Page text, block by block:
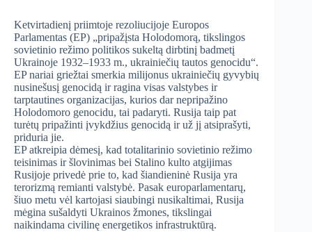
Ketvirtadienį priimtoje rezoliucijoje Europos
Parlamentas (EP) „pripažįsta Holodomorą, tikslingos
sovietinio režimo politikos sukeltą dirbtinį badmetį
Ukrainoje 1932–1933 m., ukrainiečių tautos genocidu“.
EP nariai griežtai smerkia milijonus ukrainiečių gyvybių
nusinešusį genocidą ir ragina visas valstybes ir
tarptautines organizacijas, kurios dar nepripažino
Holodomoro genocidu, tai padaryti. Rusija taip pat
turėtų pripažinti įvykdžius genocidą ir už jį atsiprašyti,
priduria jie.
EP atkreipia dėmesį, kad totalitarinio sovietinio režimo
teisinimas ir šlovinimas bei Stalino kulto atgijimas
Rusijoje privedė prie to, kad šiandieninė Rusija yra
terorizmą remianti valstybė. Pasak europarlamentarų,
šiuo metu vėl kartojasi siaubingi nusikaltimai, Rusija
mėgina sušaldyti Ukrainos žmones, tikslingai
naikindama civilinę energetikos infrastruktūrą.